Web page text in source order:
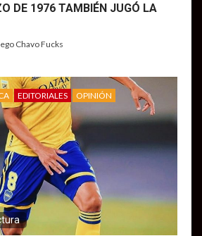
DE 1976 TAMBIÉN JUGÓ LA
Chavo Fucks
EDITORIALES OPINIÓN